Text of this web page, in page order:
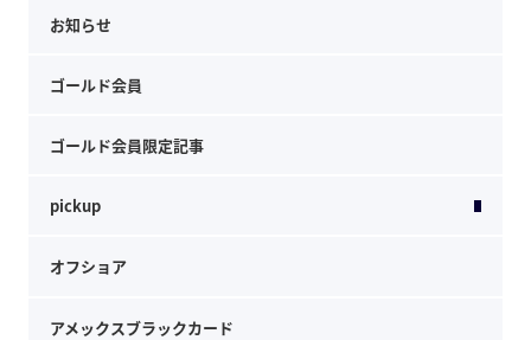
お知らせ
ゴールド会員
ゴールド会員限定記事
pickup
オフショア
アメックスブラックカード